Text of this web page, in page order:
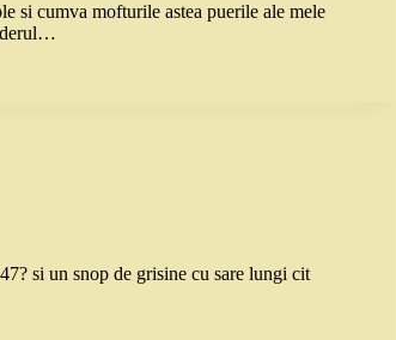
si cumva mofturile astea puerile ale mele
si un snop de grisine cu sare lungi cit